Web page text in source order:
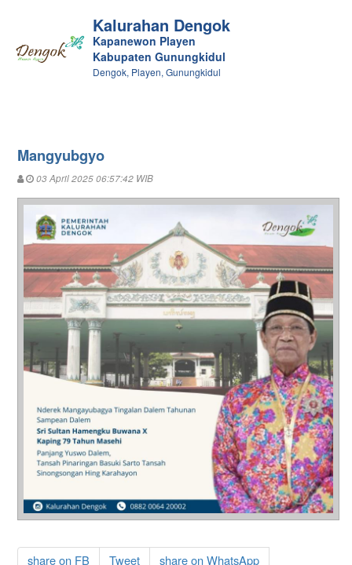
Kalurahan Dengok
Kapanewon Playen
Kabupaten Gunungkidul
Dengok, Playen, Gunungkidul
Mangyubgyo
03 April 2025 06:57:42 WIB
share on FB Tweet
share on WhatsApp